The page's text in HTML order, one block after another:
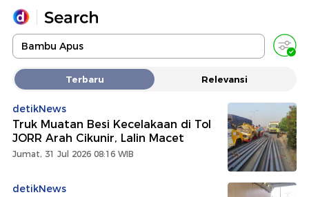
Yang sedang ramai dicari
Loading...
Promoted
Terbaru Relevansi
detikNews
Truk Muatan Besi Kecelakaan di Tol
JORR Arah Cikunir, Lalin Macet
Jumat, 31 Jul 2026 08:16 WIB
detikNews